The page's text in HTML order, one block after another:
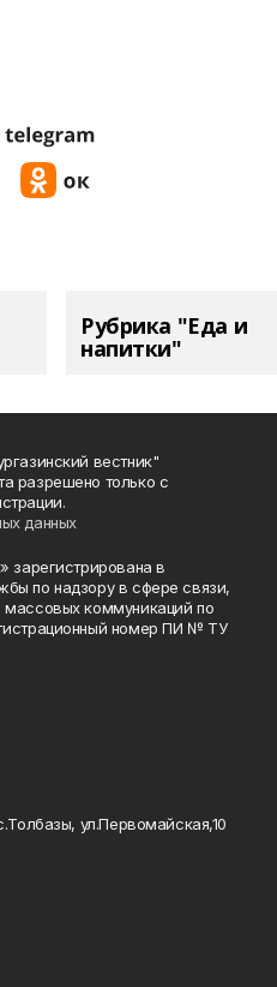
Рубрика "Еда и
напитки"
вестник"
разрешено только с
данных
зарегистрирована в
по надзору в сфере связи,
массовых коммуникаций по
номер ПИ № ТУ
ул.Первомайская,10